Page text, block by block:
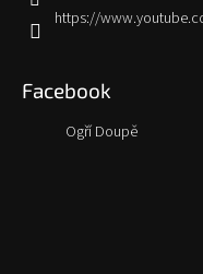
https://
Facebook
Ogří Doupě